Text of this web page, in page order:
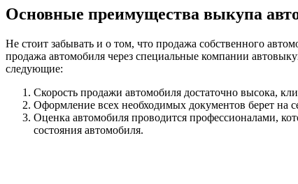
Основные преимущества выкупа
Не стоит забывать и о том, что продажа собственного
продажа автомобиля через специальные компании
следующие:
Скорость продажи автомобиля достаточно высока,
Оформление всех необходимых документов берет на
Оценка автомобиля проводится профессионалами,
состояния автомобиля.